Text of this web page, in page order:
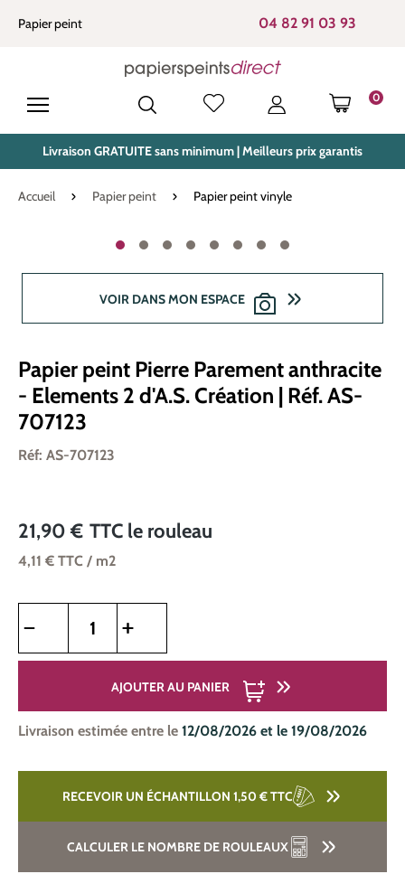
principal
Papier peint 04 82 91 03 93
0
LE
Livraison GRATUITE sans minimum | Meilleurs prix garantis
Accueil Papier peint Papier peint vinyle
VOIR DANS MON ESPACE
Papier peint Pierre Parement anthracite
- Elements 2 d'A.S. Création | Réf. AS-
707123
Réf: AS-707123
21,90 € TTC le rouleau
4,11 € TTC / m2
AJOUTER AU PANIER
Livraison estimée entre le 12/08/2026 et le 19/08/2026
RECEVOIR UN ÉCHANTILLON 1,50 €TTC
CALCULER LE NOMBRE DE ROULEAUX